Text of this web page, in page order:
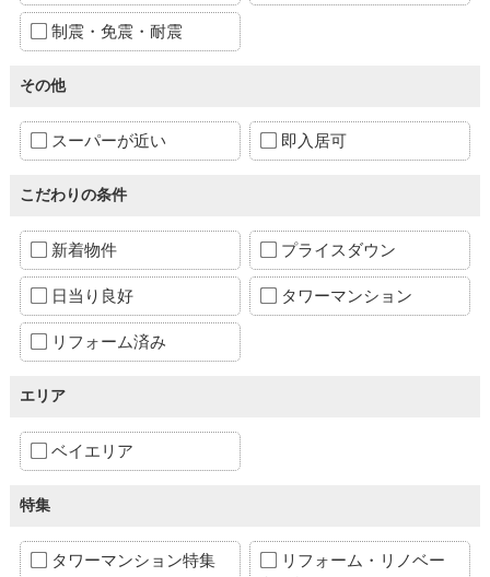
制震・免震・耐震
その他
スーパーが近い 即入居可
こだわりの条件
新着物件 プライスダウン
日当り良好 タワーマンション
リフォーム済み
エリア
ベイエリア
特集
タワーマンション特集
リフォーム・リノベー